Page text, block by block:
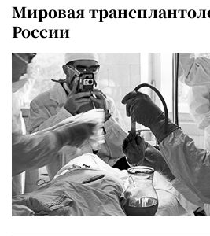
Мировая
России